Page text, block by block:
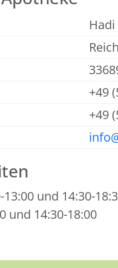
+49
+49
13:00 und 14:30-
und 14:30-18:00